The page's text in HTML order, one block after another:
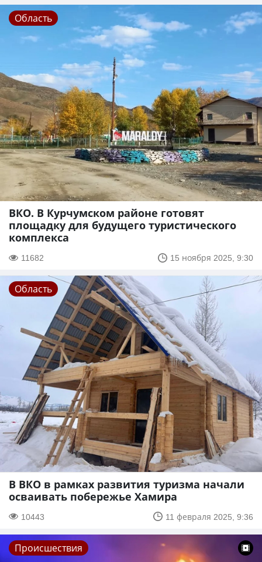
Область
ВКО. В Курчумском районе готовят
площадку для будущего туристического
комплекса
11682 15 ноября 2025, 9:30
Область
В ВКО в рамках развития туризма начали
осваивать побережье Хамира
10443 11 февраля 2025, 9:36
Происшествия